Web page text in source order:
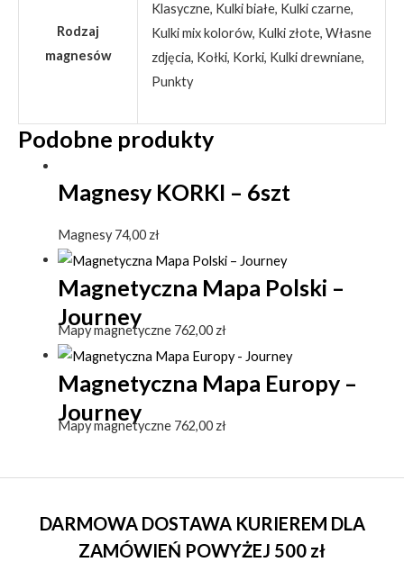
Rodzaj
magnesów
Klasyczne, Kulki białe, Kulki czarne,
Kulki mix kolorów, Kulki złote, Własne
zdjęcia, Kołki, Korki, Kulki drewniane,
Punkty
Podobne produkty
Magnesy KORKI – 6szt
Magnesy74,00 zł
Magnetyczna Mapa Polski –
Journey
Mapy magnetyczne 762,00 zł
Magnetyczna Mapa Europy –
Journey
Mapy magnetyczne 762,00 zł
DARMOWA DOSTAWA KURIEREM DLA
ZAMÓWIEŃ POWYŻEJ 500 zł